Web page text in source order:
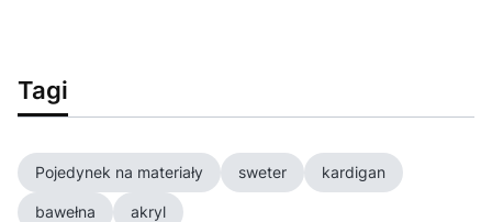
Tagi
Pojedynek na materiały sweter kardigan
bawełna akryl